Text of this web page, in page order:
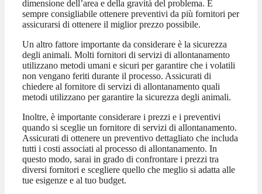
dimensione dell’area e della gravità del problema. È
sempre consigliabile ottenere preventivi da più fornitori per
assicurarsi di ottenere il miglior prezzo possibile.
Un altro fattore importante da considerare è la sicurezza
degli animali. Molti fornitori di servizi di allontanamento
utilizzano metodi umani e sicuri per garantire che i volatili
non vengano feriti durante il processo. Assicurati di
chiedere al fornitore di servizi di allontanamento quali
metodi utilizzano per garantire la sicurezza degli animali.
Inoltre, è importante considerare i prezzi e i preventivi
quando si sceglie un fornitore di servizi di allontanamento.
Assicurati di ottenere un preventivo dettagliato che includa
tutti i costi associati al processo di allontanamento. In
questo modo, sarai in grado di confrontare i prezzi tra
diversi fornitori e scegliere quello che meglio si adatta alle
tue esigenze e al tuo budget.